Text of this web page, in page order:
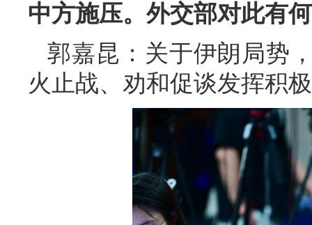
中方施压。外交部对此有
郭嘉昆：关于伊朗局势
火止战、劝和促谈发挥积